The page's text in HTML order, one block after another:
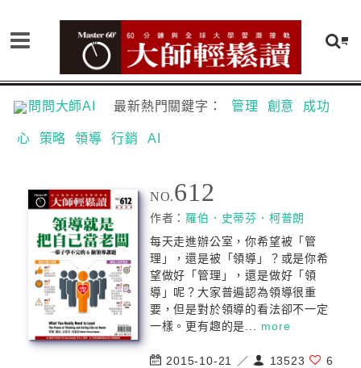
問問大師AI 最新熱門關鍵字： 管理 創意 成功
心 策略 領導 行銷 AI
NO.612
作者： 羅伯．史蒂芬．柯普朗
每天走進辦公室，你希望被「管
理」，還是被「領導」？或是你希
望做好「管理」，還是做好「領
導」呢？大家普遍認為領導很重
要，但是對於領導的看法卻不一定
一樣。更有趣的是... more
2015-10-21 ／ 13523 6